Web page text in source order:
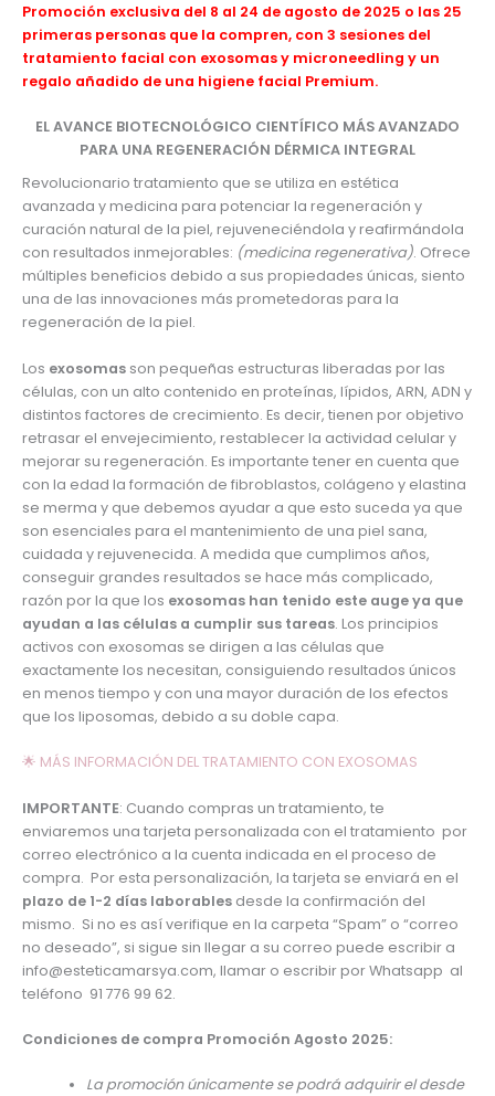
Promoción exclusiva del 8 al 24 de agosto de 2025 o las 25
primeras personas que la compren, con 3 sesiones del
tratamiento facial con exosomas y microneedling y un
regalo añadido de una higiene facial Premium.
EL AVANCE BIOTECNOLÓGICO CIENTÍFICO MÁS AVANZADO
PARA UNA REGENERACIÓN DÉRMICA INTEGRAL
Revolucionario tratamiento que se utiliza en estética
avanzada y medicina para potenciar la regeneración y
curación natural de la piel, rejuveneciéndola y reafirmándola
con resultados inmejorables: (medicina regenerativa). Ofrece
múltiples beneficios debido a sus propiedades únicas, siento
una de las innovaciones más prometedoras para la
regeneración de la piel.
Los exosomas son pequeñas estructuras liberadas por las
células, con un alto contenido en proteínas, lípidos, ARN, ADN y
distintos factores de crecimiento. Es decir, tienen por objetivo
retrasar el envejecimiento, restablecer la actividad celular y
mejorar su regeneración. Es importante tener en cuenta que
con la edad la formación de fibroblastos, colágeno y elastina
se merma y que debemos ayudar a que esto suceda ya que
son esenciales para el mantenimiento de una piel sana,
cuidada y rejuvenecida. A medida que cumplimos años,
conseguir grandes resultados se hace más complicado,
razón por la que los exosomas han tenido este auge ya que
ayudan a las células a cumplir sus tareas. Los principios
activos con exosomas se dirigen a las células que
exactamente los necesitan, consiguiendo resultados únicos
en menos tiempo y con una mayor duración de los efectos
que los liposomas, debido a su doble capa.
🌟 MÁS INFORMACIÓN DEL TRATAMIENTO CON EXOSOMAS
IMPORTANTE: Cuando compras un tratamiento, te
enviaremos una tarjeta personalizada con el tratamiento por
correo electrónico a la cuenta indicada en el proceso de
compra. Por esta personalización, la tarjeta se enviará en el
plazo de 1-2 días laborables desde la confirmación del
mismo. Si no es así verifique en la carpeta “Spam” o “correo
no deseado”, si sigue sin llegar a su correo puede escribir a
info@esteticamarsya.com, llamar o escribir por Whatsapp al
teléfono 91 776 99 62.
Condiciones de compra Promoción Agosto 2025:
La promoción únicamente se podrá adquirir el desde